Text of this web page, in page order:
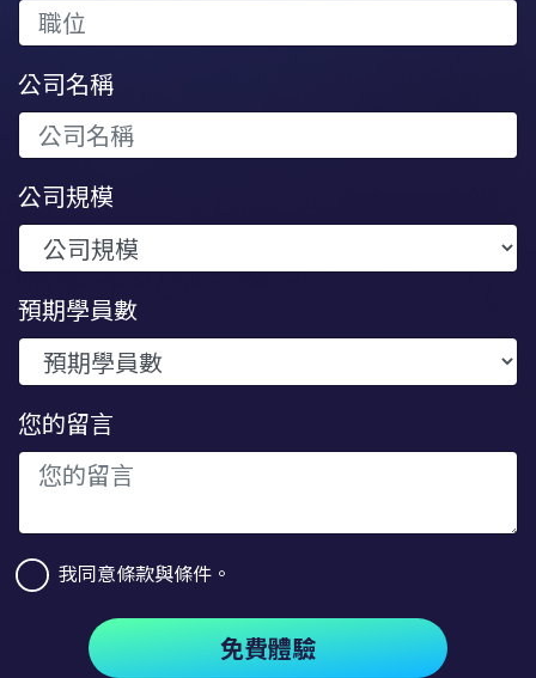
公司名稱
公司規模
預期學員數
您的留言
我同意條款與條件。
免費體驗